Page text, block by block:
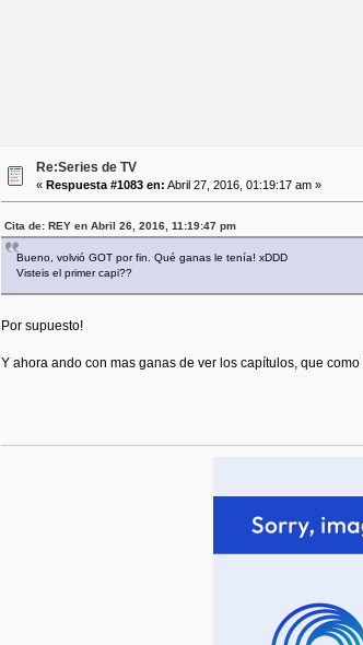
Re:Series de TV
« Respuesta #1083 en: Abril 27, 2016, 01:19:17 am »
Cita de: REY en Abril 26, 2016, 11:19:47 pm
Bueno, volvió GOT por fin. Qué ganas le tenía! xDDD
Visteis el primer capi??
Por supuesto!
Y ahora ando con mas ganas de ver los capítulos, que